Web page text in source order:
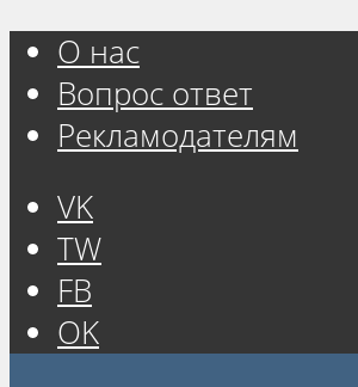
О нас
Вопрос ответ
Рекламодателям
VK
TW
FB
OK